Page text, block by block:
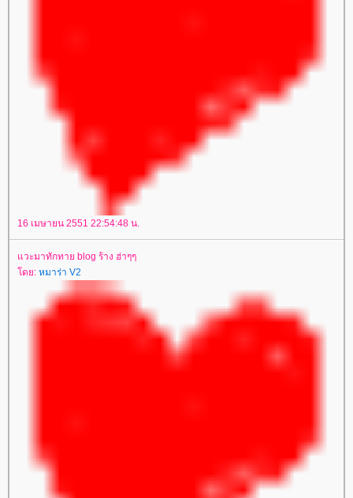
16 เมษายน 2551 22:54:48 น.
แวะมาทักทาย blog ร้าง ฮ่าๆๆ
โดย: หมาร่า V2